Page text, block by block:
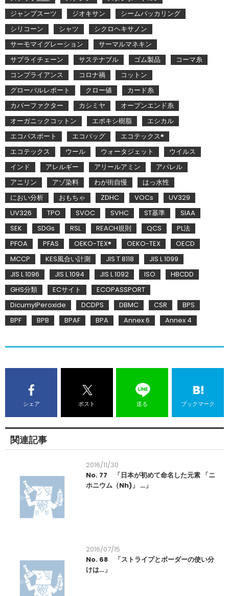
ジャンプスーツ
ジオキサン
シームパッカリング
シリコーン
シャツ
シクロヘキサノン
サーモマイグレーション
サーマルマネキン
サプライチェーン
サステナブル ゴム製品
コーマ糸
コンプライアンス
コロナ禍
コットン
グローバルレポート
クロー値
カード糸
カバーファクター
カシミヤ
オープンエンド糸
オーガニックコットン
エポキシ樹脂
エシカル
エコパスポート
エコバッグ
エコテックス®
エコテックス
ウール ウォータジェット
ウイルス
インド
アレルギー アリールアミン
アパレル
アニリン
アゾ染料 わが街自慢
はっ水性
におい分析
おもちゃ ZDHC VOCs
UV329
UV326
TPO SVOC SVHC ST基準
SIAA
SEK
SDGs RSL REACH規則 QCS
PL法
PFOA
PFAS OEKO-TEX® OEKO-TEX
OECD
MCCP
KES風合い計測 JIS T 8118
JIS L 1099
JIS L 1096
JIS L 1094 JIS L 1092 ISO
HBCDD
GHS分類
ECサイト
ECOPASSPORT
DicumylPeroxide
DCDPS DBMC CSR
BPS
BPF
BPB BPAF BPA Annex 6 Annex 4
シェア ポスト 送る ブックマーク
関連記事
2016/11/30
No. 77 「日本が初めて命名した元素 「ニ
ホニウム（Nh)」 …」
2016/07/15
No. 68 「ストライプとボーダーの使い分
けは…」